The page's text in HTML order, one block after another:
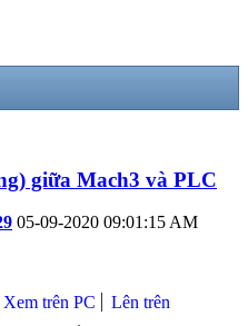
giữa Mach3 và PLC
05-09-2020 09:01:15 AM
Xem trên PC Lên trên